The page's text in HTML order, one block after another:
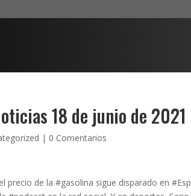
18 de junio de 2021
| 0 Comentarios
precio de la #gasolina sigue disparado en